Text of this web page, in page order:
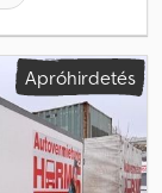
Apróhirdetés